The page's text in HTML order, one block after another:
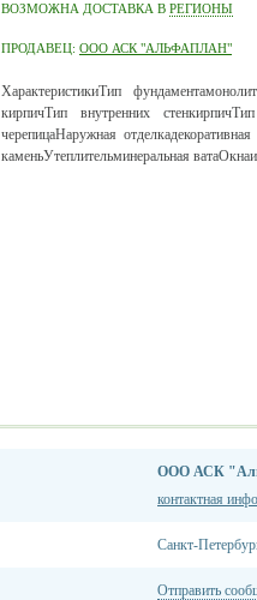
ВОЗМОЖНА ДОСТАВКА В РЕГИОНЫ
ПРОДАВЕЦ: ООО АСК "АЛЬФАПЛАН"
ХарактеристикиТип
кирпичТип внутренних
черепицаНаружная
каменьУтеплительминеральная
ООО АСК
контактная
Санкт-
Отправить